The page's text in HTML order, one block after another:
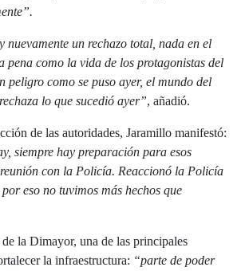
nuevamente un rechazo total, nada en el
pena como la vida de los protagonistas del
peligro como se puso ayer, el mundo del
lo que sucedió ayer”, añadió.
de las autoridades, Jaramillo manifestó:
siempre hay preparación para esos
con la Policía. Reaccionó la Policía
eso no tuvimos más hechos que
de la Dimayor, una de las principales
la infraestructura: “parte de poder